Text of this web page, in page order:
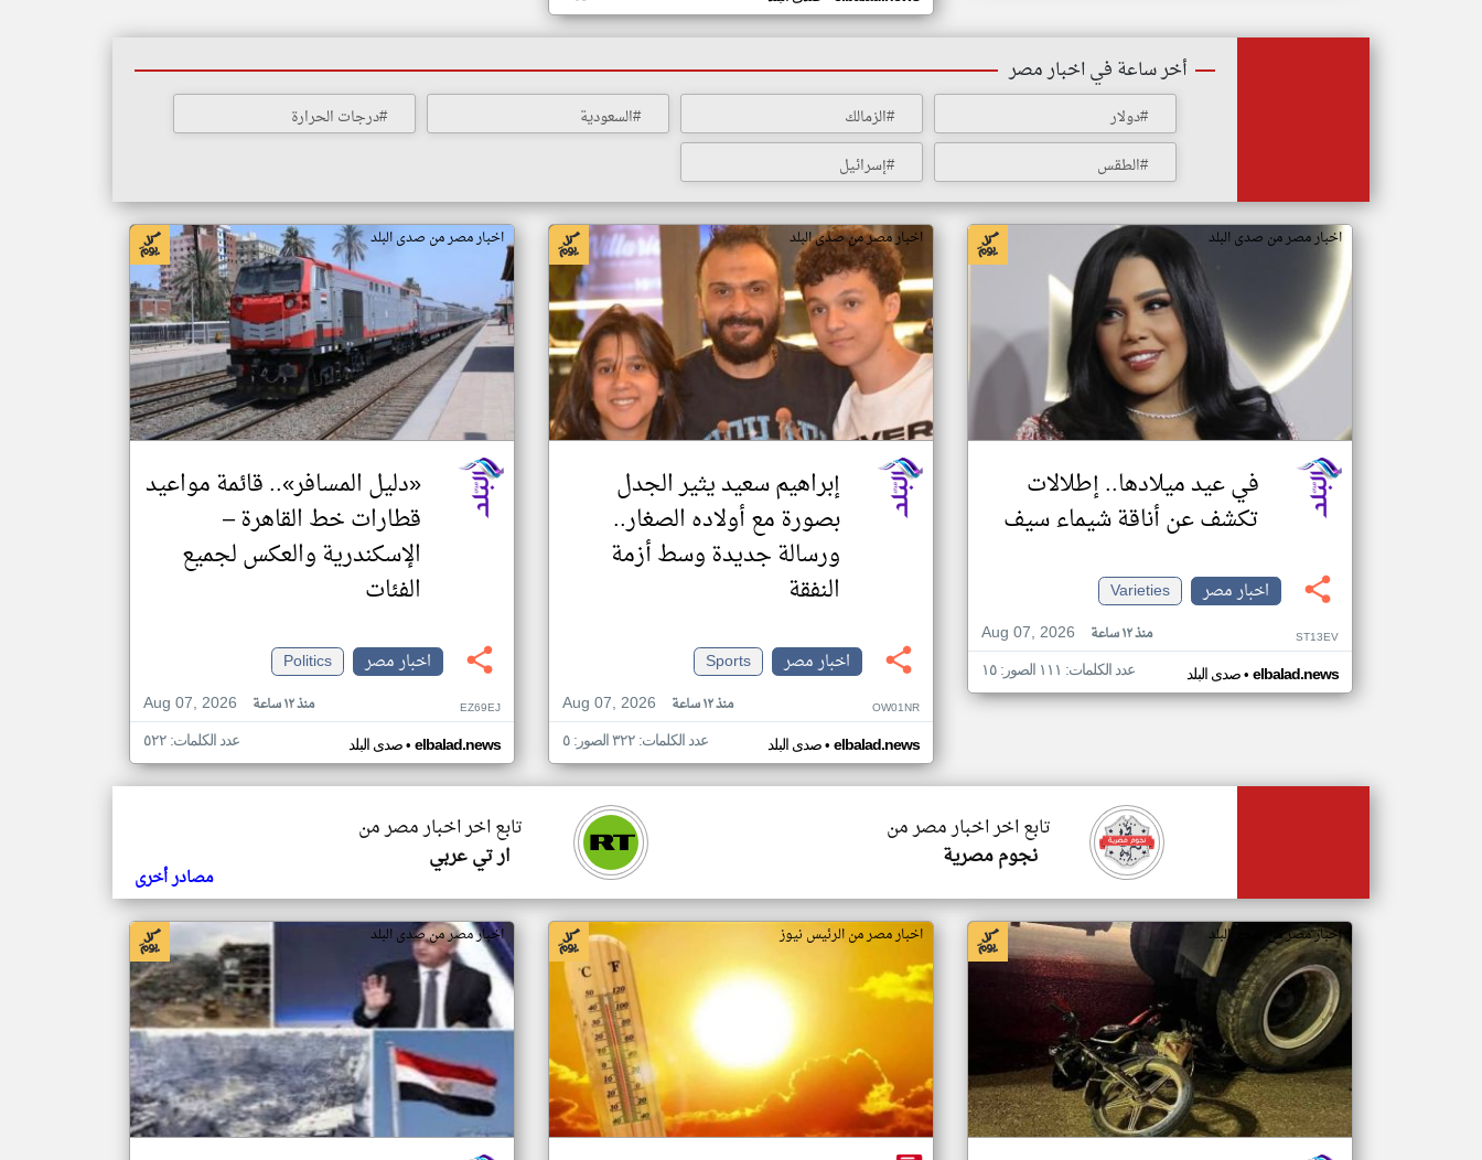
أخر ساعة في اخبار مصر
#دولار #الزمالك #السعودية
#درجات الحرارة
#الطقس
#إسرائيل
اخبار مصر من صدى البلد
في عيد ميلادها.. إطلالات
تكشف عن أناقة شيماء سيف
اخبار مصر
Varieties
Aug 07, 2026
منذ ١٢ ساعة ST13EV
صدى البلد• elbalad.news عدد الكلمات: ١١١ الصور: ١٥
اخبار مصر من صدى البلد
إبراهيم سعيد يثير الجدل
بصورة مع أولاده الصغار..
ورسالة جديدة وسط أزمة
النفقة
اخبار مصر
Sports
Aug 07, 2026
منذ ١٢ ساعة OW01NR
صدى البلد• elbalad.news عدد الكلمات: ٣٢٢ الصور: ٥
اخبار مصر من صدى البلد
«دليل المسافر».. قائمة مواعيد
قطارات خط القاهرة –
الإسكندرية والعكس لجميع
الفئات
اخبار مصر
Politics
Aug 07, 2026
منذ ١٢ ساعة EZ69EJ
صدى البلد• elbalad.news عدد الكلمات: ٥٢٢
تابع اخر اخبار مصر من
ار تي عربي
تابع اخر اخبار مصر من
نجوم مصرية
مصادر أخرى
اخبار مصر من صدى البلد اخبار مصر من الرئيس نيوز اخبار مصر من صدى البلد